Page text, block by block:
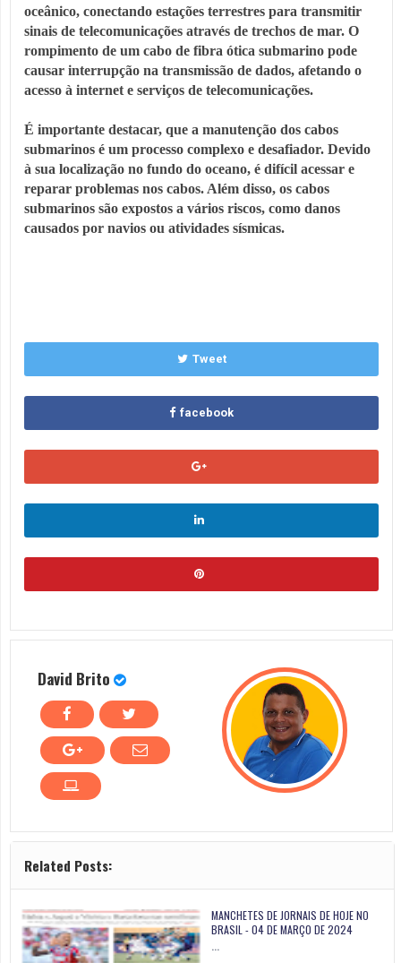
oceânico, conectando estações terrestres para transmitir
sinais de telecomunicações através de trechos de mar. O
rompimento de um cabo de fibra ótica submarino pode
causar interrupção na transmissão de dados, afetando o
acesso à internet e serviços de telecomunicações.
É importante destacar, que a manutenção dos cabos
submarinos é um processo complexo e desafiador. Devido
à sua localização no fundo do oceano, é difícil acessar e
reparar problemas nos cabos. Além disso, os cabos
submarinos são expostos a vários riscos, como danos
causados ​​por navios ou atividades sísmicas.
Tweet
facebook
David Brito
Related Posts:
MANCHETES DE JORNAIS DE HOJE NO
BRASIL - 04 DE MARÇO DE 2024
…